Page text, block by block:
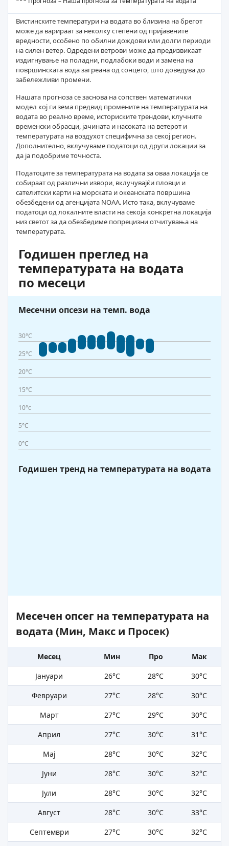
Вистинските температури на водата во близина на брегот
може да варираат за неколку степени од пријавените
вредности, особено по обилни дождови или долги периоди
на силен ветер. Одредени ветрови може да предизвикаат
издигнување на поладни, подлабоки води и замена на
површинската вода загреана од сонцето, што доведува до
забележливи промени.
Нашата прогноза се заснова на сопствен математички
модел кој ги зема предвид промените на температурата на
водата во реално време, историските трендови, клучните
временски обрасци, јачината и насоката на ветерот и
температурата на воздухот специфична за секој регион.
Дополнително, вклучуваме податоци од други локации за
да ја подобриме точноста.
Податоците за температурата на водата за оваа локација се
собираат од различни извори, вклучувајќи пловци и
сателитски карти на морската и океанската површина
обезбедени од агенцијата NOAA. Исто така, вклучуваме
податоци од локалните власти на секоја конкретна локација
низ светот за да обезбедиме попрецизни отчитувања на
температурата.
Годишен преглед на
температурата на водата
по месеци
Месечни опсези на темп. вода
30°C
25°C
20°C
15°C
10°c
5°C
0°C
Годишен тренд на температурата на водата
Месечен опсег на температурата на
водата (Мин, Макс и Просек)
Месец Мин Про
Мак
Јануари
26°C 28°C
30°C
Февруари
27°C 28°C
30°C
Март
27°C 29°C
30°C
Април
27°C 30°C
31°C
Мај
28°C 30°C
32°C
Јуни
28°C 30°C
32°C
Јули
28°C 30°C
32°C
Август
28°C 30°C
33°C
Септември
27°C 30°C
32°C